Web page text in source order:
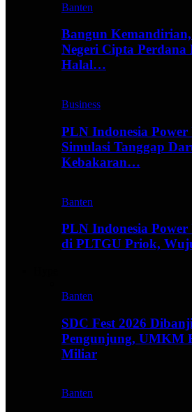
Banten
Bangun
Negeri Cipta
Halal…
Business
PLN Indonesia
Simulasi Tanggap
Kebakaran…
Banten
PLN Indonesia
di PLTGU Priok,
Banten
SDC Fest 2026
Pengunjung, UMKM
Miliar
Banten